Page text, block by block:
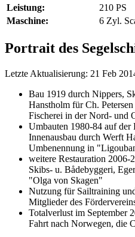
Leistung:
210 PS
Maschine:
6 Zyl.
Portrait des
Letzte Aktualisierung: 21 Feb
Bau 1919 durch Nippers,
Hanstholm für Ch.
Fischerei in der Nord- und
Umbauten 1980-84 auf
Innenausbau durch Werft
Umbenennung in
weitere Restauration 2006-
Skibs- u. Bådebyggeri,
"Olga von Skagen"
Nutzung für Sailtraining
Mitglieder des
Totalverlust im September
Fahrt nach Norwegen, die